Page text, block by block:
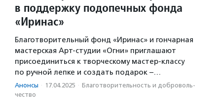
в поддержку подопечных фонда
«Иринас»
Благотворительный фонд «Иринас» и гончарная
мастерская Арт-студии «Огни» приглашают
присоединиться к творческому мастер-классу
по ручной лепке и создать подарок –…
Анонсы · 17.04.2025 · Благотвори­тель­ность и доброволь­
чест­во